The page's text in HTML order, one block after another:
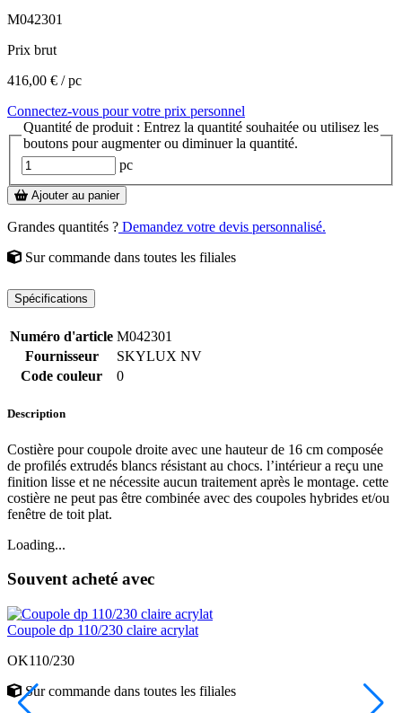
M042301
Prix brut
416,00 € / pc
Connectez-vous pour votre prix personnel
Quantité de produit : Entrez la quantité souhaitée ou utilisez les
boutons pour augmenter ou diminuer la quantité.
pc
Ajouter au panier
Grandes quantités ? Demandez votre devis personnalisé.
Sur commande dans toutes les filiales
Spécifications
Numéro d'article M042301
Fournisseur
SKYLUX NV
Code couleur
0
Description
Costière pour coupole droite avec une hauteur de 16 cm composée
de profilés extrudés blancs résistant au chocs. l’intérieur a reçu une
finition lisse et ne nécessite aucun traitement après le montage. cette
costière ne peut pas être combinée avec des coupoles hybrides et/ou
fenêtre de toit plat.
Loading...
Souvent acheté avec
Coupole dp 110/230 claire acrylat
OK110/230
Sur commande dans toutes les filiales